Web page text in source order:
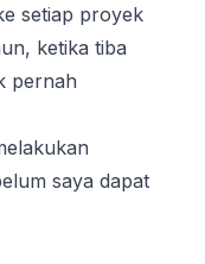
setiap proyek
ketika tiba
pernah
saya dapat